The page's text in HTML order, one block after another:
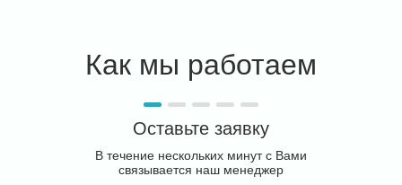
Как мы работаем
Оставьте заявку
В течение нескольких минут с Вами
связывается наш менеджер